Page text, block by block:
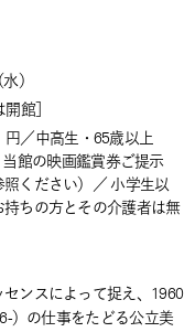
水）
館］
／中高生・65歳以上
館の映画鑑賞券ご提示
ください）／ 小学生以
ちの方とその介護者は無
ンスによって捉え、1960
）の仕事をたどる公立美